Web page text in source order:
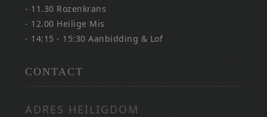
- 11.30 Rozenkrans
- 12.00 Heilige Mis
- 14:15 - 15:30 Aanbidding & Lof
CONTACT
ADRES HEILIGDOM